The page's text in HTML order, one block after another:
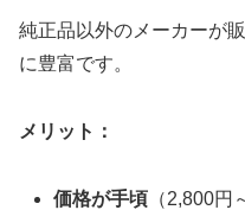
純正品以外のメーカーが
に豊富です。
メリット：
価格が手頃 （2,800円